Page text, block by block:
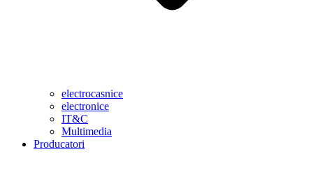
electrocasnice
electronice
IT&C
Multimedia
Producatori